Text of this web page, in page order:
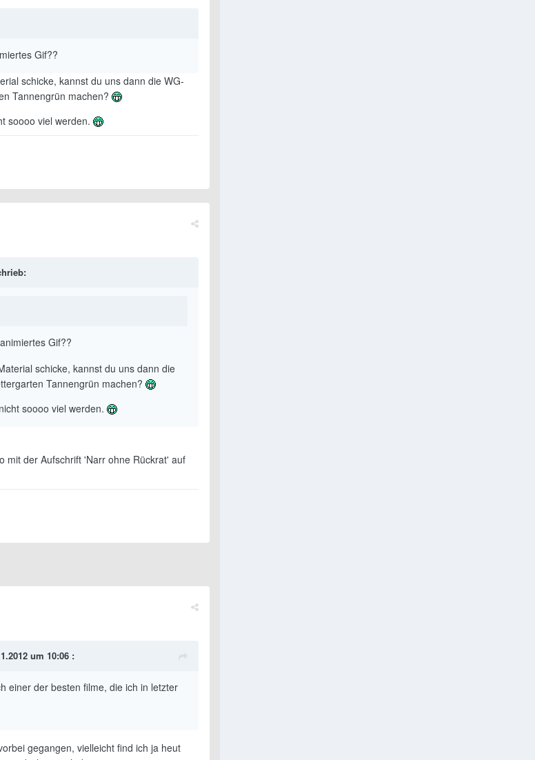
Gif??
schicke, kannst du uns dann die WG-
Tannengrün machen?
soooo viel werden.
Gif??
schicke, kannst du uns dann die
Tannengrün machen?
soooo viel werden.
mit der Aufschrift 'Narr ohne Rückrat' auf
um 10:06 :
einer der besten filme, die ich in letzter
gegangen, vielleicht find ich ja heut